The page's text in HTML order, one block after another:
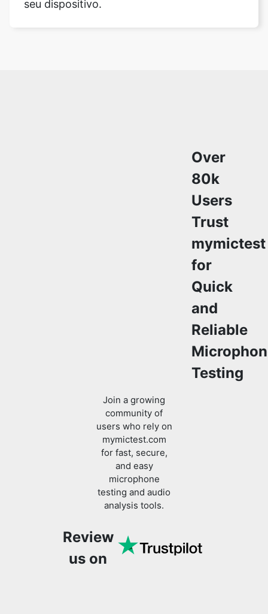
seu dispositivo.
Over
80k
Users
Trust
mymictest
for
Quick
and
Reliable
Testing
Join a growing
community of
users who rely on
mymictest.com
for fast, secure,
and easy
microphone
testing and audio
analysis tools.
Review
us on